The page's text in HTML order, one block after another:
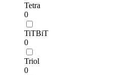
Tetra
0
TiTBiT
0
Triol
0